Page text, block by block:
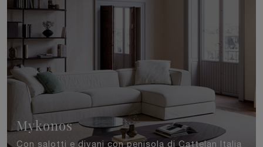
Mykonos
Con salotti e divani con penisola di Cattelan Italia